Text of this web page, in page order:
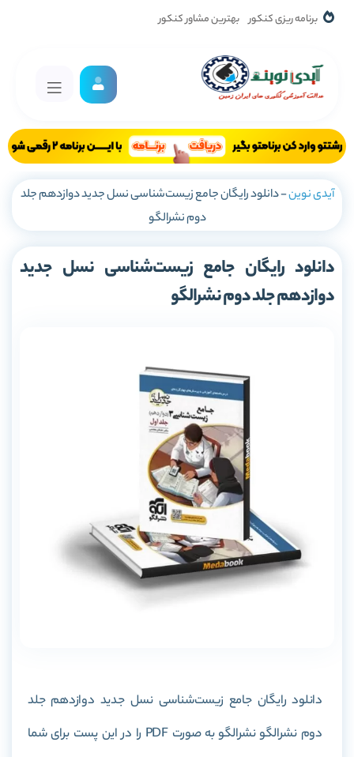
برنامه ریزی کنکور بهترین مشاور کنکور
آیدی نوین-دانلود رایگان جامع زیست‌شناسی نسل جدید دوازدهم جلد
دوم نشرالگو
دانلود رایگان جامع زیست‌شناسی نسل جدید
دوازدهم جلد دوم نشرالگو
دانلود رایگان جامع زیست‌شناسی نسل جدید دوازدهم جلد
دوم نشرالگو نشرالگو به صورت PDF را در این پست برای شما